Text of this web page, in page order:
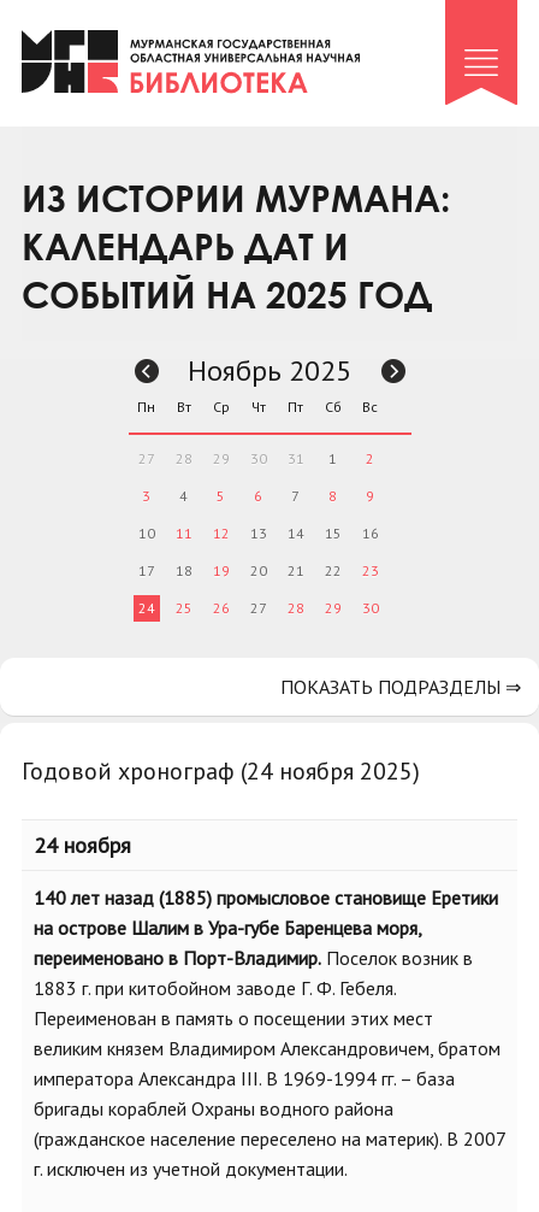
Клуб «Гиря и сельдерей»
Клуб «Семейный архив»
Коллегам
Контакты
ИЗ ИСТОРИИ МУРМАНА:
КАЛЕНДАРЬ ДАТ И
СОБЫТИЙ НА 2025 ГОД
Годовой хронограф (24 ноября 2025)
24 ноября
140 лет назад (1885) промысловое становище Еретики
на острове Шалим в Ура-губе Баренцева моря,
переименовано в Порт-Владимир. Поселок возник в
1883 г. при китобойном заводе Г. Ф. Гебеля.
Переименован в память о посещении этих мест
великим князем Владимиром Александровичем, братом
императора Александра III. В 1969-1994 гг. – база
бригады кораблей Охраны водного района
(гражданское население переселено на материк). В 2007
г. исключен из учетной документации.
Ноябрь 2025
Пн Вт Ср Чт Пт Сб Вс
27 28 29 30 31 1 2
3 4 5 6 7 8 9
10 11 12 13 14 15 16
17 18 19 20 21 22 23
24 25 26 27 28 29 30
ПОКАЗАТЬ ПОДРАЗДЕЛЫ ⇒